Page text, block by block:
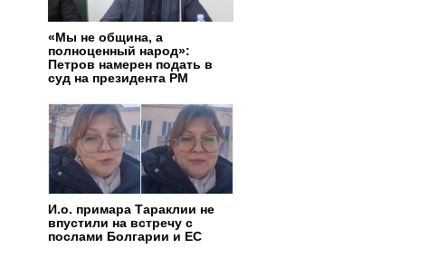
«Мы не община, а
полноценный народ»:
Петров намерен подать в
суд на президента РМ
И.о. примара Тараклии не
впустили на встречу с
послами Болгарии и ЕС